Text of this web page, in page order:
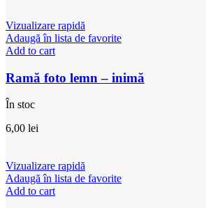
Vizualizare rapidă
Adaugă în lista de favorite
Add to cart
Ramă foto lemn – inimă
În stoc
6,00 lei
Vizualizare rapidă
Adaugă în lista de favorite
Add to cart